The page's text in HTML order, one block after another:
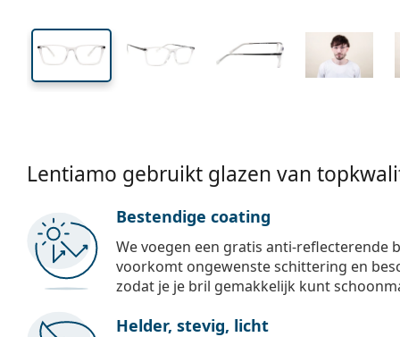
Lentiamo gebruikt glazen van
Bestendige coating
We voegen een gratis anti-reflecterende
voorkomt ongewenste schittering en
zodat je je bril gemakkelijk kunt
Helder, stevig, licht